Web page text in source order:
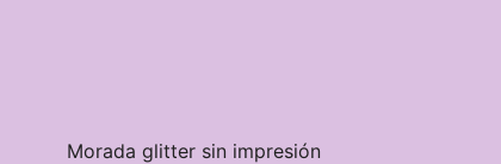
Morada glitter sin impresión